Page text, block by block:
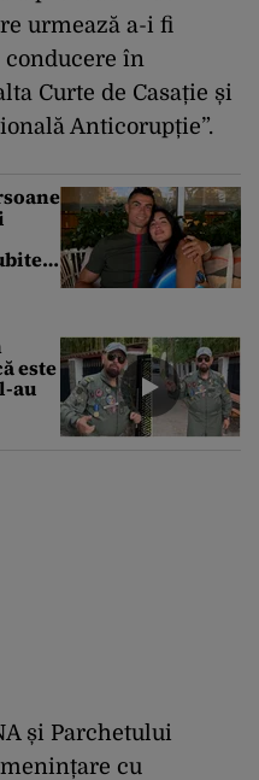
urmează a-i fi
în
Curte de Casație și
Anticorupție”.
este
au
și Parchetului
cu